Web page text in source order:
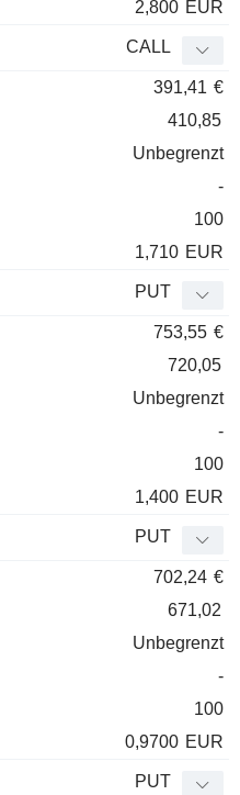
2,800 EUR
CALL
391,41 €
410,85
Unbegrenzt
-
100
1,710 EUR
PUT
753,55 €
720,05
Unbegrenzt
-
100
1,400 EUR
PUT
702,24 €
671,02
Unbegrenzt
-
100
0,9700 EUR
PUT